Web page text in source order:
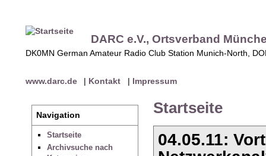
DARC e.V., Ortsverband
DK0MN German Amateur Radio Club Station Munich-North,
www.darc.de | Kontakt | Impressum
Navigation
Startseite
Archivsuche nach
Startseite
04.05.11: